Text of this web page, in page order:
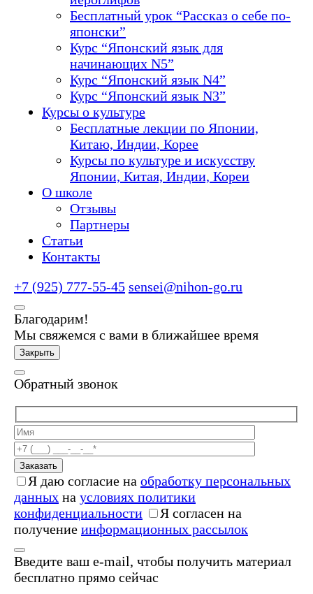
Бесплатный урок “Рассказ о себе по-
японски”
Курс “Японский язык для
начинающих N5”
Курс “Японский язык N4”
Курс “Японский язык N3”
Курсы о культуре
Бесплатные лекции по Японии,
Китаю, Индии, Корее
Курсы по культуре и искусству
Японии, Китая, Индии, Кореи
О школе
Отзывы
Партнеры
Статьи
Контакты
+7 (925) 777-55-45 sensei@nihon-go.ru
Благодарим!
Мы свяжемся с вами в ближайшее время
Закрыть
Обратный звонок
Заказать
Я даю согласие на обработку персональных
данных на условиях политики
конфиденциальности
Я согласен на
получение информационных рассылок
Введите ваш e-mail, чтобы получить материал
бесплатно прямо сейчас